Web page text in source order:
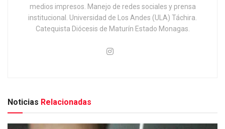
medios impresos. Manejo de redes sociales y prensa
institucional. Universidad de Los Andes (ULA) Táchira.
Catequista Diócesis de Maturín Estado Monagas.
Noticias Relacionadas